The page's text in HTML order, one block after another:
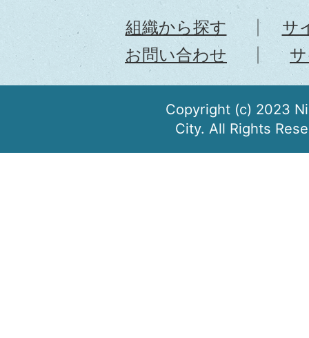
組織から探す
サ
お問い合わせ
Copyright (c) 2023
City. All Rights